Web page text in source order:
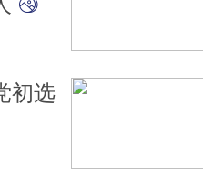
初选